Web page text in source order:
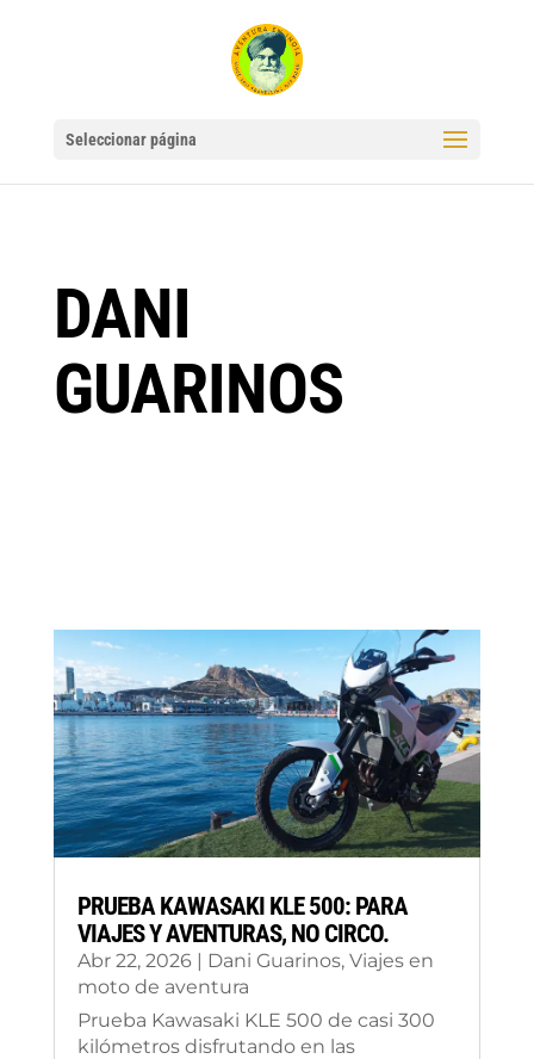
Seleccionar página
DANI
GUARINOS
PRUEBA KAWASAKI KLE 500: PARA
VIAJES Y AVENTURAS, NO CIRCO.
Abr 22, 2026| Dani Guarinos, Viajes en
moto de aventura
Prueba Kawasaki KLE 500 de casi 300
kilómetros disfrutando en las